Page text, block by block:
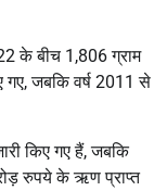
के बीच 1,806 ग्राम
गए, जबकि वर्ष 2011 से
किए गए हैं, जबकि
रुपये के ऋण प्राप्त